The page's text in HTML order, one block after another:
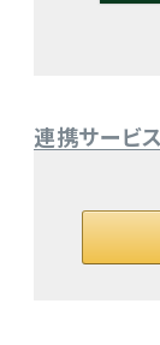
FAQ
連携サービ